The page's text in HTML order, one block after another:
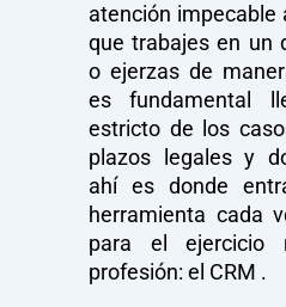
atención impecable
que trabajes en un
o ejerzas de
es fundamental
estricto de los
plazos legales y
ahí es donde
herramienta cada
para el ejercicio
profesión: el CRM .